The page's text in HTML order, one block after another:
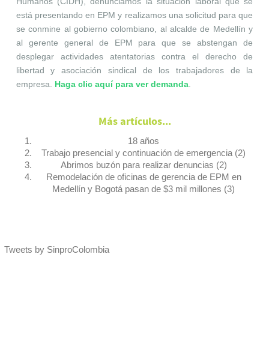
está presentando en EPM y realizamos una solicitud para que
se conmine al gobierno colombiano, al alcalde de Medellín y
al gerente general de EPM para que se abstengan de
desplegar actividades atentatorias contra el derecho de
libertad y asociación sindical de los trabajadores de la
empresa. Haga clic aquí para ver demanda.
Más artículos...
18 años
Trabajo presencial y continuación de emergencia (2)
Abrimos buzón para realizar denuncias (2)
Remodelación de oficinas de gerencia de EPM en
Medellín y Bogotá pasan de $3 mil millones (3)
Tweets by SinproColombia